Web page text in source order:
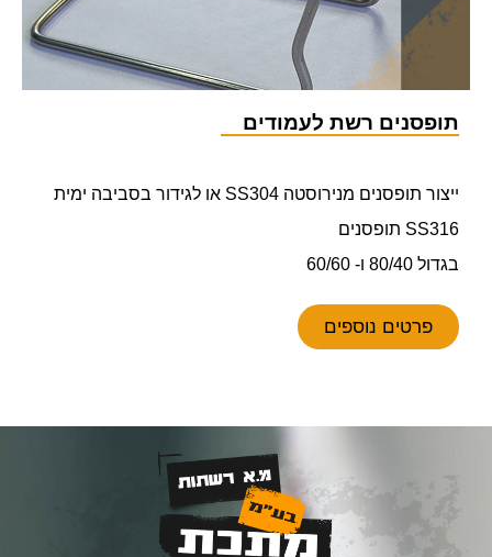
תופסנים רשת לעמודים
ייצור תופסנים מנירוסטה SS304 או לגידור בסביבה ימית
SS316 תופסנים
בגדול 80/40 ו- 60/60
פרטים נוספים